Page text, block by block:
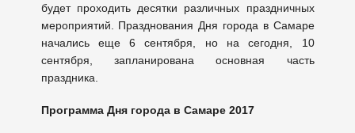
будет проходить десятки различных праздничных
мероприятий. Празднования Дня города в Самаре
начались еще 6 сентября, но на сегодня, 10
сентября, запланирована основная часть
праздника.
Программа Дня города в Самаре 2017